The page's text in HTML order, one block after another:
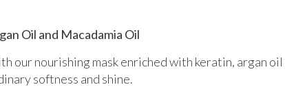
Oil and Macadamia Oil
our nourishing mask enriched with keratin, argan
softness and shine.